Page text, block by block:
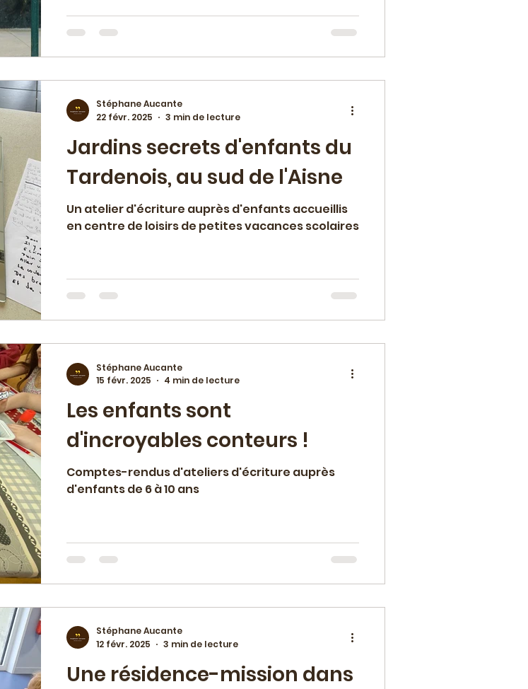
Jardins secrets d'enfants du
Tardenois, au sud de l'Aisne
Un atelier d'écriture auprès d'enfants accueillis
en centre de loisirs de petites vacances scolaires
Stéphane Aucante
22 févr. 2025
3 min de lecture
Les enfants sont
d'incroyables conteurs !
Comptes-rendus d'ateliers d'écriture auprès
d'enfants de 6 à 10 ans
Stéphane Aucante
15 févr. 2025
4 min de lecture
Une résidence-mission dans
Stéphane Aucante
12 févr. 2025
3 min de lecture